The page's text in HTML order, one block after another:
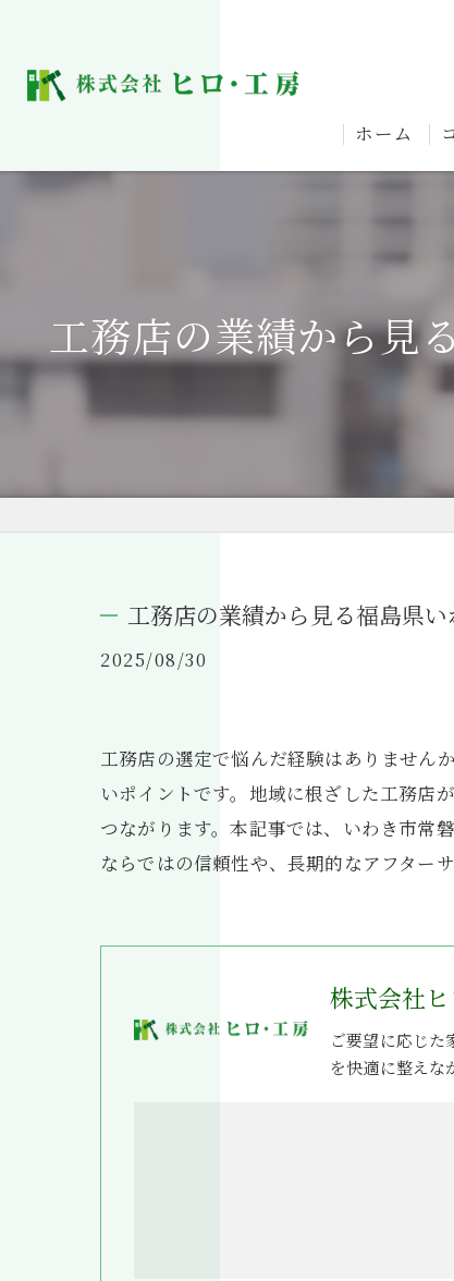
ホーム
工務店の業績から見
工務店の業績から見る福島県
2025/08/30
工務店の選定で悩んだ経験はありません
いポイントです。地域に根ざした工務店
つながります。本記事では、いわき市常
ならではの信頼性や、長期的なアフター
株式会社
ご要望に応じた
を快適に整えな